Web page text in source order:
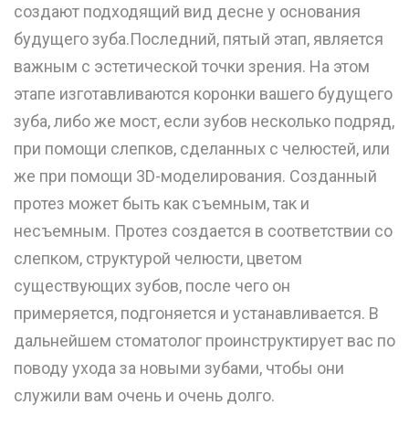
создают подходящий вид десне у основания
будущего зуба.Последний, пятый этап, является
важным с эстетической точки зрения. На этом
этапе изготавливаются коронки вашего будущего
зуба, либо же мост, если зубов несколько подряд,
при помощи слепков, сделанных с челюстей, или
же при помощи 3D-моделирования. Созданный
протез может быть как съемным, так и
несъемным. Протез создается в соответствии со
слепком, структурой челюсти, цветом
существующих зубов, после чего он
примеряется, подгоняется и устанавливается. В
дальнейшем стоматолог проинструктирует вас по
поводу ухода за новыми зубами, чтобы они
служили вам очень и очень долго.